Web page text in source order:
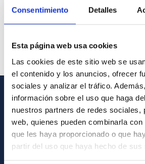
Consentimiento Detalles
Esta página web usa cookies
Las cookies de este sitio web se
el contenido y los anuncios, ofrecer
sociales y analizar el tráfico.
información sobre el uso que haga
nuestros partners de redes sociales,
web, quienes pueden combinarla
que les haya proporcionado o que
partir del uso que haya hecho de sus
INFORMACIÓN GENERAL
Contacto
Cómo llegar al IAC
Directorio de personal